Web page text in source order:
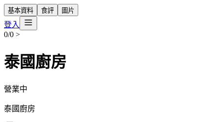
基本資料 食評 圖片
登入
0/0 >
泰國廚房
營業中
泰國廚房